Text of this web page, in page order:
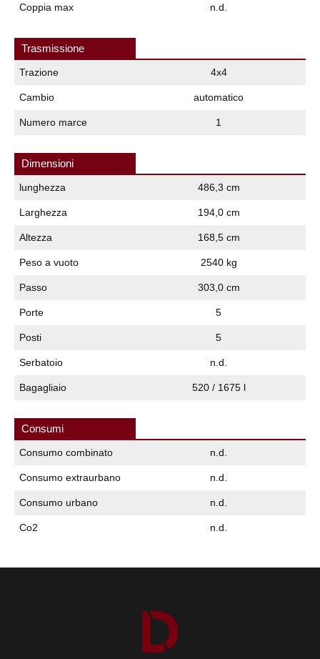
Coppia max n.d.
Trasmissione
Trazione 4x4
Cambio automatico
Numero marce 1
Dimensioni
lunghezza 486,3 cm
Larghezza 194,0 cm
Altezza 168,5 cm
Peso a vuoto 2540 kg
Passo 303,0 cm
Porte 5
Posti 5
Serbatoio n.d.
Bagagliaio 520 / 1675 l
Consumi
Consumo combinato n.d.
Consumo extraurbano n.d.
Consumo urbano n.d.
Co2 n.d.